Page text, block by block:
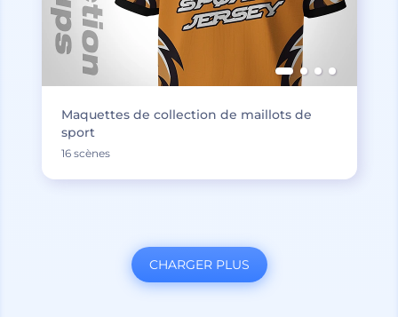
Maquettes de collection de maillots de
sport
16 scènes
CHARGER PLUS